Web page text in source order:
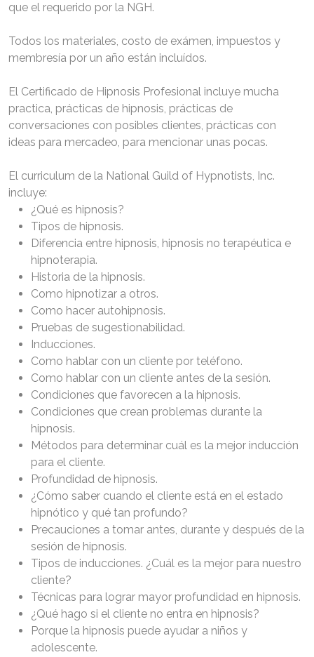
que el requerido por la NGH.
Todos los materiales, costo de exámen, impuestos y
membresía por un año están incluídos.
El Certificado de Hipnosis Profesional incluye mucha
practica, prácticas de hipnosis, prácticas de
conversaciones con posibles clientes, prácticas con
ideas para mercadeo, para mencionar unas pocas.
El curriculum de la National Guild of Hypnotists, Inc.
incluye:
¿Qué es hipnosis?
Tipos de hipnosis.
Diferencia entre hipnosis, hipnosis no terapéutica e
hipnoterapia.
Historia de la hipnosis.
Como hipnotizar a otros.
Como hacer autohipnosis.
Pruebas de sugestionabilidad.
Inducciones.
Como hablar con un cliente por teléfono.
Como hablar con un cliente antes de la sesión.
Condiciones que favorecen a la hipnosis.
Condiciones que crean problemas durante la
hipnosis.
Métodos para determinar cuál es la mejor inducción
para el cliente.
Profundidad de hipnosis.
¿Cómo saber cuando el cliente está en el estado
hipnótico y qué tan profundo?
Precauciones a tomar antes, durante y después de la
sesión de hipnosis.
Tipos de inducciones. ¿Cuál es la mejor para nuestro
cliente?
Técnicas para lograr mayor profundidad en hipnosis.
¿Qué hago si el cliente no entra en hipnosis?
Porque la hipnosis puede ayudar a niños y
adolescente.